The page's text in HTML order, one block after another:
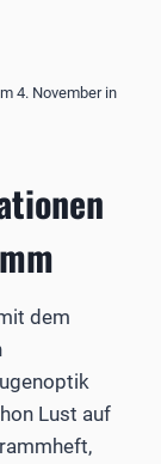
4. November in
dem
Lust auf